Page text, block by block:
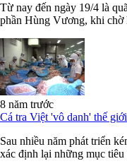
Từ nay đến ngày 19/4 là
phần Hùng Vương, khi chờ
8 năm trước
Cá tra Việt 'vô danh' thế
Sau nhiều năm phát triển
xác định lại những mục tiêu